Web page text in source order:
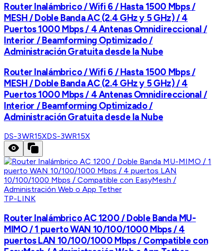
Router Inalámbrico / Wifi 6 / Hasta 1500 Mbps /
MESH / Doble Banda AC (2.4 GHz y 5 GHz) / 4
Puertos 1000 Mbps / 4 Antenas Omnidireccional /
Interior / Beamforming Optimizado /
Administración Gratuita desde la Nube
Router Inalámbrico / Wifi 6 / Hasta 1500 Mbps /
MESH / Doble Banda AC (2.4 GHz y 5 GHz) / 4
Puertos 1000 Mbps / 4 Antenas Omnidireccional /
Interior / Beamforming Optimizado /
Administración Gratuita desde la Nube
DS-3WR15XDS-3WR15X
TP-LINK
Router Inalámbrico AC 1200 / Doble Banda MU-
MIMO / 1 puerto WAN 10/100/1000 Mbps / 4
puertos LAN 10/100/1000 Mbps / Compatible con